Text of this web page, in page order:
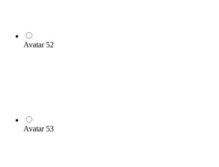
Avatar 52
Avatar 53